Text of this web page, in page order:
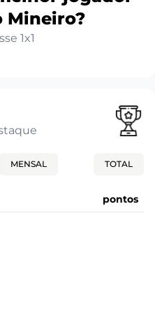
Mineiro?
1x1
MENSAL TOTAL
pontos